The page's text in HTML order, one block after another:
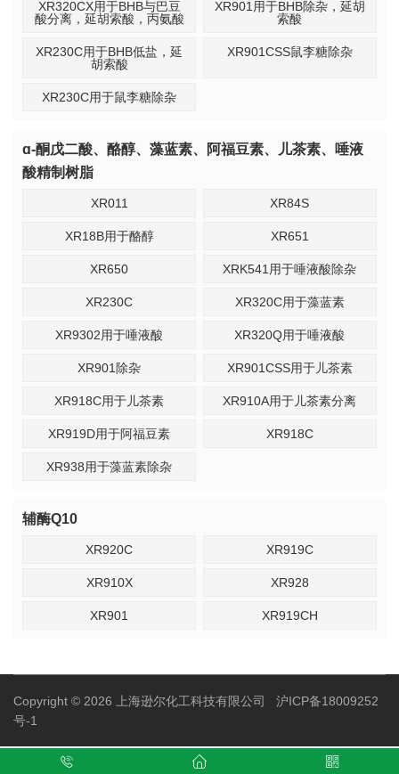
XR320CX用于BHB与巴豆
酸分离，延胡索酸，丙氨酸
XR901用于BHB除杂，延胡
索酸
XR230C用于BHB低盐，延
胡索酸
XR901CSS鼠李糖除杂
XR230C用于鼠李糖除杂
ɑ-酮戊二酸、酪醇、藻蓝素、阿福豆素、儿茶素、唾液
酸精制树脂
XR011 XR84S
XR18B用于酪醇 XR651
XR650 XRK541用于唾液酸除杂
XR230C XR320C用于藻蓝素
XR9302用于唾液酸 XR320Q用于唾液酸
XR901除杂 XR901CSS用于儿茶素
XR918C用于儿茶素 XR910A用于儿茶素分离
XR919D用于阿福豆素 XR918C
XR938用于藻蓝素除杂
辅酶Q10
XR920C XR919C
XR910X XR928
XR901 XR919CH
Copyright © 2026 上海逊尔化工科技有限公司 沪ICP备18009252
号-1